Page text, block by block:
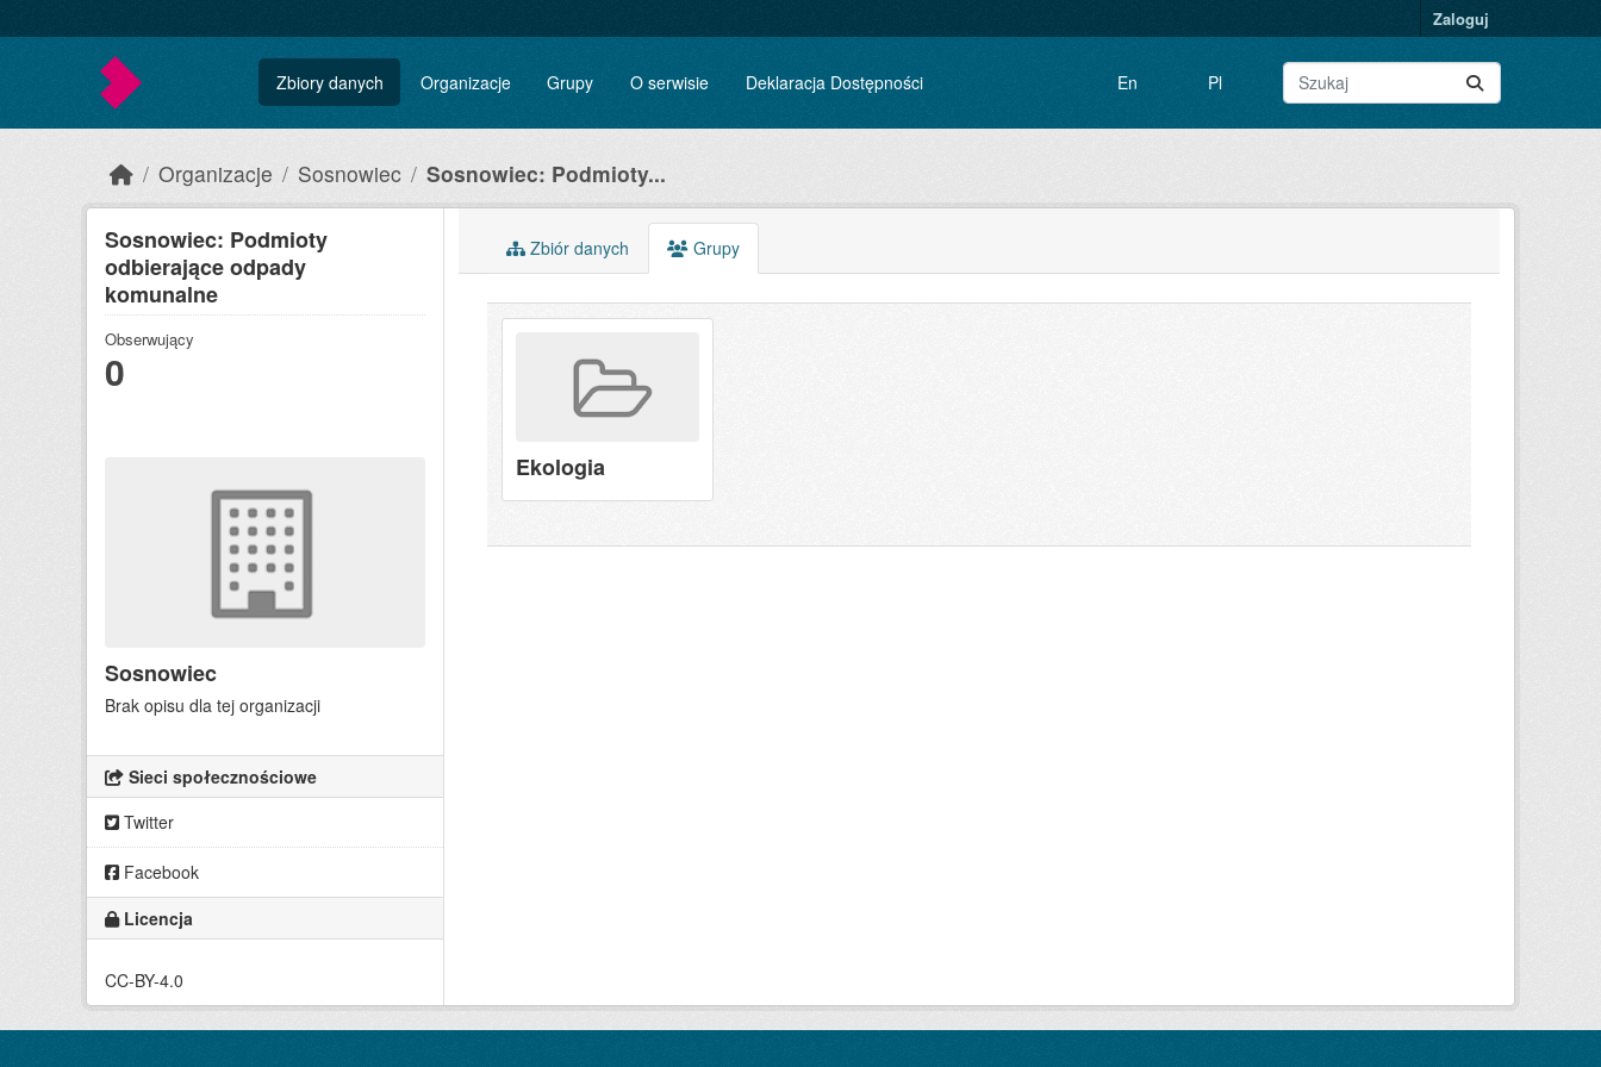
Zaloguj
Zbiory danych Organizacje Grupy O serwisie Deklaracja Dostępności En Pl
Organizacje Sosnowiec Sosnowiec: Podmioty...
Sosnowiec: Podmioty
odbierające odpady
komunalne
Obserwujący
0
Sosnowiec
Brak opisu dla tej organizacji
Sieci społecznościowe
Twitter
Facebook
Licencja
CC-BY-4.0
Zbiór danych Grupy
Ekologia